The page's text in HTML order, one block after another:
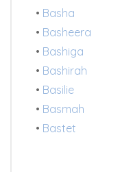
• Basha
• Basheera
• Bashiga
• Bashirah
• Basilie
• Basmah
• Bastet